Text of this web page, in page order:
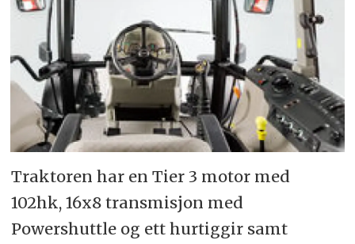
Traktoren har en Tier 3 motor med
102hk, 16x8 transmisjon med
Powershuttle og ett hurtiggir samt